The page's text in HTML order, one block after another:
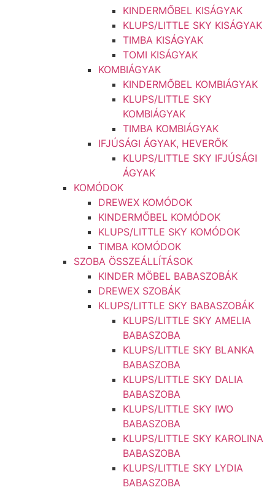
KINDERMŐBEL KISÁGYAK
KLUPS/LITTLE SKY KISÁGYAK
TIMBA KISÁGYAK
TOMI KISÁGYAK
KOMBIÁGYAK
KINDERMŐBEL KOMBIÁGYAK
KLUPS/LITTLE SKY
KOMBIÁGYAK
TIMBA KOMBIÁGYAK
IFJÚSÁGI ÁGYAK, HEVERŐK
KLUPS/LITTLE SKY IFJÚSÁGI
ÁGYAK
KOMÓDOK
DREWEX KOMÓDOK
KINDERMŐBEL KOMÓDOK
KLUPS/LITTLE SKY KOMÓDOK
TIMBA KOMÓDOK
SZOBA ÖSSZEÁLLÍTÁSOK
KINDER MÖBEL BABASZOBÁK
DREWEX SZOBÁK
KLUPS/LITTLE SKY BABASZOBÁK
KLUPS/LITTLE SKY AMELIA
BABASZOBA
KLUPS/LITTLE SKY BLANKA
BABASZOBA
KLUPS/LITTLE SKY DALIA
BABASZOBA
KLUPS/LITTLE SKY IWO
BABASZOBA
KLUPS/LITTLE SKY KAROLINA
BABASZOBA
KLUPS/LITTLE SKY LYDIA
BABASZOBA